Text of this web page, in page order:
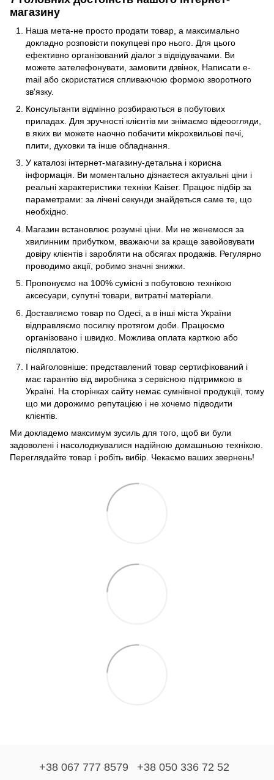
магазину
Наша мета-не просто продати товар, а максимально
докладно розповісти покупцеві про нього. Для цього
ефективно організований діалог з відвідувачами. Ви
можете зателефонувати, замовити дзвінок, Написати e-
mail або скористатися спливаючою формою зворотного
зв'язку.
Консультанти відмінно розбираються в побутових
приладах. Для зручності клієнтів ми знімаємо відеоогляди,
в яких ви можете наочно побачити мікрохвильові печі,
плити, духовки та інше обладнання.
У каталозі інтернет-магазину-детальна і корисна
інформація. Ви моментально дізнаєтеся актуальні ціни і
реальні характеристики техніки Kaiser. Працює підбір за
параметрами: за лічені секунди знайдеться саме те, що
необхідно.
Магазин встановлює розумні ціни. Ми не женемося за
хвилинним прибутком, вважаючи за краще завойовувати
довіру клієнтів і заробляти на обсягах продажів. Регулярно
проводимо акції, робимо значні знижки.
Пропонуємо на 100% сумісні з побутовою технікою
аксесуари, супутні товари, витратні матеріали.
Доставляємо товар по Одесі, а в інші міста України
відправляємо посилку протягом доби. Працюємо
організовано і швидко. Можлива оплата карткою або
післяплатою.
І найголовніше: представлений товар сертифікований і
має гарантію від виробника з сервісною підтримкою в
Україні. На сторінках сайту немає сумнівної продукції, тому
що ми дорожимо репутацією і не хочемо підводити
клієнтів.
Ми докладемо максимум зусиль для того, щоб ви були
задоволені і насолоджувалися надійною домашньою технікою.
Переглядайте товар і робіть вибір. Чекаємо ваших звернень!
+38 067 777 8579 +38 050 336 72 52